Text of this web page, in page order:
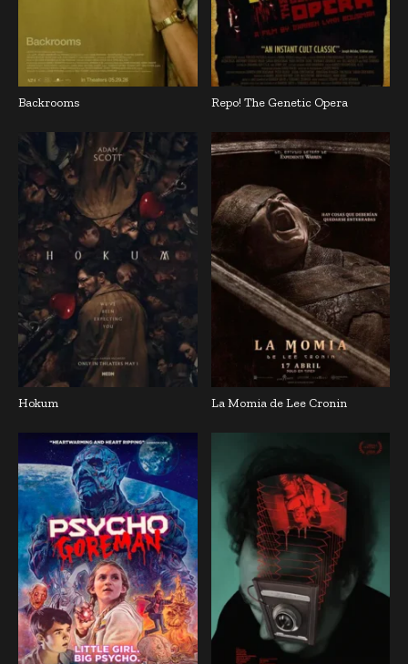
Backrooms Repo! The Genetic Opera
Hokum La Momia de Lee Cronin